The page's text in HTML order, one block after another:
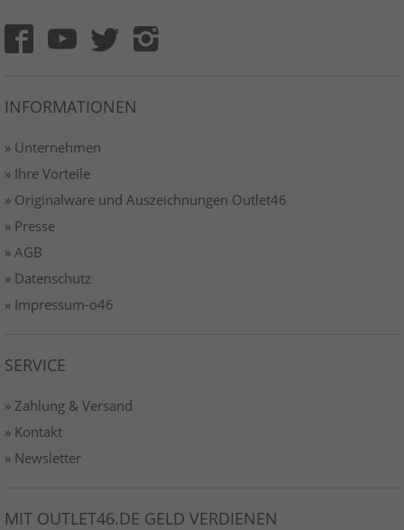
INFORMATIONEN
» Unternehmen
» Ihre Vorteile
» Originalware und Auszeichnungen Outlet46
» Presse
» AGB
» Datenschutz
» Impressum-o46
SERVICE
» Zahlung & Versand
» Kontakt
» Newsletter
MIT OUTLET46.DE GELD VERDIENEN